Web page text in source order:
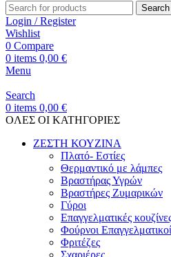
Search
Login / Register
Wishlist
0 Compare
0 items 0,00 €
Menu
Search
0 items 0,00 €
OΛΕΣ ΟΙ ΚΑΤΗΓΟΡΙΕΣ
ΖΕΣΤΗ ΚΟΥΖΙΝΑ
Πλατό- Εστίες
Θερμαντικό με λάμπες
Βραστήρας Υγρών
Βραστήρες Ζυμαρικών
Γύροι
Επαγγελματικές
Φούρνοι Επαγγελματικοί
Φριτέζες
Σχαριέρες